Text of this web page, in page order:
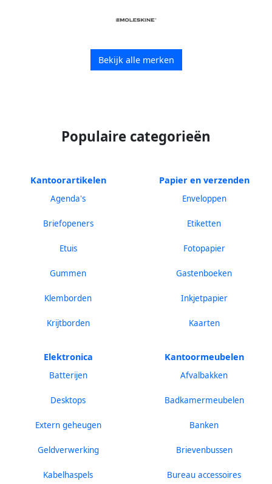
Bekijk alle merken
Populaire categorieën
Kantoorartikelen
Agenda's
Briefopeners
Etuis
Gummen
Klemborden
Krijtborden
Papier en verzenden
Enveloppen
Etiketten
Fotopapier
Gastenboeken
Inkjetpapier
Kaarten
Elektronica
Batterijen
Desktops
Extern geheugen
Geldverwerking
Kabelhaspels
Kantoormeubelen
Afvalbakken
Badkamermeubelen
Banken
Brievenbussen
Bureau accessoires